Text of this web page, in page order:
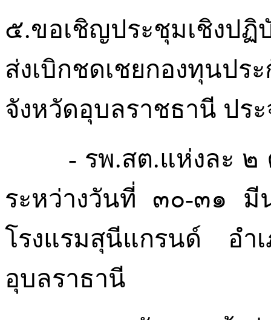
๕.ขอเชิญประชุมเชิงป
ส่งเบิกชดเชยกองทุนป
จังหวัดอุบลราชธานี ปร
- รพ.สต.แห่งละ ๒
ระหว่างวันที่ ๓๐-๓๑ มี
โรงแรมสุนีแกรนด์
อำ
อุบลราธานี